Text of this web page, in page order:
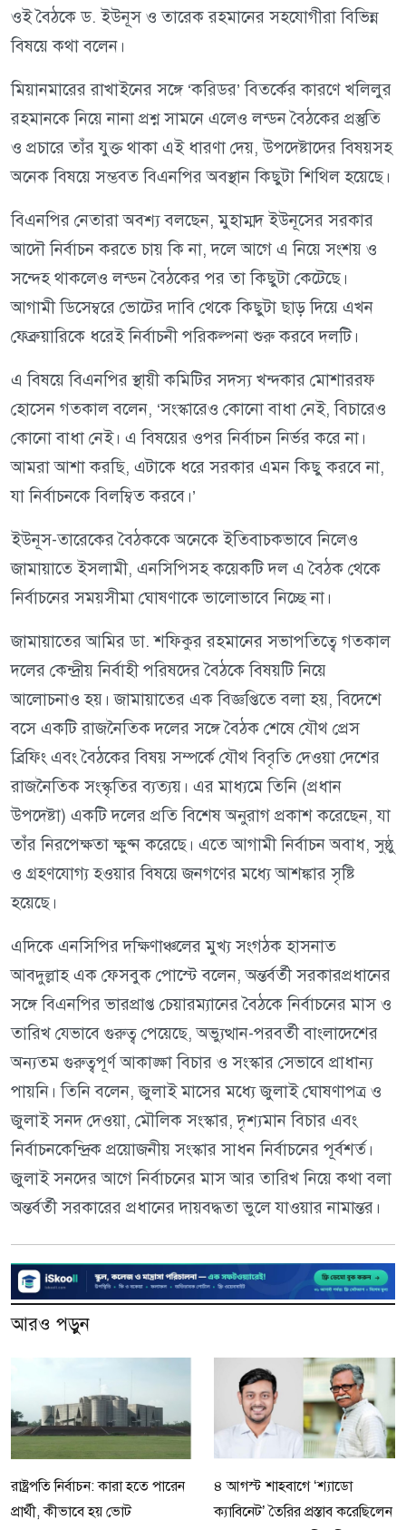
ওই বৈঠকে ড. ইউনূস ও তারেক রহমানের সহযোগীরা বিভিন্ন
বিষয়ে কথা বলেন।
মিয়ানমারের রাখাইনের সঙ্গে ‘করিডর’ বিতর্কের কারণে খলিলুর
রহমানকে নিয়ে নানা প্রশ্ন সামনে এলেও লন্ডন বৈঠকের প্রস্তুতি
ও প্রচারে তাঁর যুক্ত থাকা এই ধারণা দেয়, উপদেষ্টাদের বিষয়সহ
অনেক বিষয়ে সম্ভবত বিএনপির অবস্থান কিছুটা শিথিল হয়েছে।
বিএনপির নেতারা অবশ্য বলছেন, মুহাম্মদ ইউনূসের সরকার
আদৌ নির্বাচন করতে চায় কি না, দলে আগে এ নিয়ে সংশয় ও
সন্দেহ থাকলেও লন্ডন বৈঠকের পর তা কিছুটা কেটেছে।
আগামী ডিসেম্বরে ভোটের দাবি থেকে কিছুটা ছাড় দিয়ে এখন
ফেব্রুয়ারিকে ধরেই নির্বাচনী পরিকল্পনা শুরু করবে দলটি।
এ বিষয়ে বিএনপির স্থায়ী কমিটির সদস্য খন্দকার মোশাররফ
হোসেন গতকাল বলেন, ‘সংস্কারেও কোনো বাধা নেই, বিচারেও
কোনো বাধা নেই। এ বিষয়ের ওপর নির্বাচন নির্ভর করে না।
আমরা আশা করছি, এটাকে ধরে সরকার এমন কিছু করবে না,
যা নির্বাচনকে বিলম্বিত করবে।’
ইউনূস-তারেকের বৈঠককে অনেকে ইতিবাচকভাবে নিলেও
জামায়াতে ইসলামী, এনসিপিসহ কয়েকটি দল এ বৈঠক থেকে
নির্বাচনের সময়সীমা ঘোষণাকে ভালোভাবে নিচ্ছে না।
জামায়াতের আমির ডা. শফিকুর রহমানের সভাপতিত্বে গতকাল
দলের কেন্দ্রীয় নির্বাহী পরিষদের বৈঠকে বিষয়টি নিয়ে
আলোচনাও হয়। জামায়াতের এক বিজ্ঞপ্তিতে বলা হয়, বিদেশে
বসে একটি রাজনৈতিক দলের সঙ্গে বৈঠক শেষে যৌথ প্রেস
ব্রিফিং এবং বৈঠকের বিষয় সম্পর্কে যৌথ বিবৃতি দেওয়া দেশের
রাজনৈতিক সংস্কৃতির ব্যত্যয়। এর মাধ্যমে তিনি (প্রধান
উপদেষ্টা) একটি দলের প্রতি বিশেষ অনুরাগ প্রকাশ করেছেন, যা
তাঁর নিরপেক্ষতা ক্ষুণ্ন করেছে। এতে আগামী নির্বাচন অবাধ, সুষ্ঠু
ও গ্রহণযোগ্য হওয়ার বিষয়ে জনগণের মধ্যে আশঙ্কার সৃষ্টি
হয়েছে।
এদিকে এনসিপির দক্ষিণাঞ্চলের মুখ্য সংগঠক হাসনাত
আবদুল্লাহ এক ফেসবুক পোস্টে বলেন, অন্তর্বর্তী সরকারপ্রধানের
সঙ্গে বিএনপির ভারপ্রাপ্ত চেয়ারম্যানের বৈঠকে নির্বাচনের মাস ও
তারিখ যেভাবে গুরুত্ব পেয়েছে, অভ্যুত্থান-পরবর্তী বাংলাদেশের
অন্যতম গুরুত্বপূর্ণ আকাঙ্ক্ষা বিচার ও সংস্কার সেভাবে প্রাধান্য
পায়নি। তিনি বলেন, জুলাই মাসের মধ্যে জুলাই ঘোষণাপত্র ও
জুলাই সনদ দেওয়া, মৌলিক সংস্কার, দৃশ্যমান বিচার এবং
নির্বাচনকেন্দ্রিক প্রয়োজনীয় সংস্কার সাধন নির্বাচনের পূর্বশর্ত।
জুলাই সনদের আগে নির্বাচনের মাস আর তারিখ নিয়ে কথা বলা
অন্তর্বর্তী সরকারের প্রধানের দায়বদ্ধতা ভুলে যাওয়ার নামান্তর।
আরও পড়ুন
রাষ্ট্রপতি নির্বাচন: কারা হতে পারেন
প্রার্থী, কীভাবে হয় ভোট
৪ আগস্ট শাহবাগে ‘শ্যাডো
ক্যাবিনেট’ তৈরির প্রস্তাব করেছিলেন